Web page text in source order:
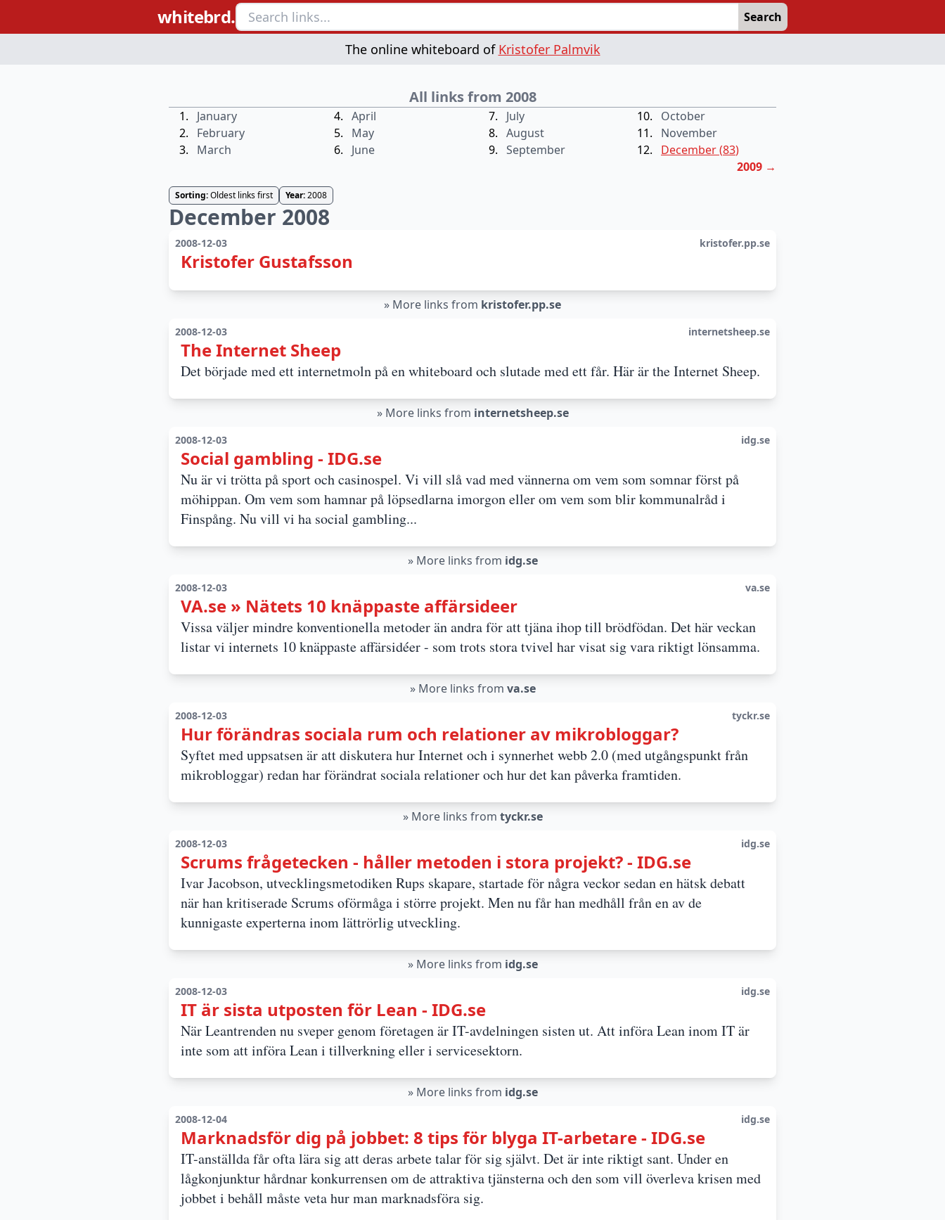
whitebrd. Search
The online whiteboard of Kristofer Palmvik
All links from 2008
January
February
March
April
May
June
July
August
September
October
November
December(83)
2009 →
Sorting:Oldest links first Year:2008
December 2008
2008-12-03 kristofer.pp.se
Kristofer Gustafsson
» More links from kristofer.pp.se
2008-12-03 internetsheep.se
The Internet Sheep
Det började med ett internetmoln på en whiteboard och slutade med ett får. Här är the Internet Sheep.
» More links from internetsheep.se
2008-12-03 idg.se
Social gambling - IDG.se
Nu är vi trötta på sport och casinospel. Vi vill slå vad med vännerna om vem som somnar först på
möhippan. Om vem som hamnar på löpsedlarna imorgon eller om vem som blir kommunalråd i
Finspång. Nu vill vi ha social gambling...
» More links from idg.se
2008-12-03 va.se
VA.se » Nätets 10 knäppaste affärsideer
Vissa väljer mindre konventionella metoder än andra för att tjäna ihop till brödfödan. Det här veckan
listar vi internets 10 knäppaste affärsidéer - som trots stora tvivel har visat sig vara riktigt lönsamma.
» More links from va.se
2008-12-03 tyckr.se
Hur förändras sociala rum och relationer av mikrobloggar?
Syftet med uppsatsen är att diskutera hur Internet och i synnerhet webb 2.0 (med utgångspunkt från
mikrobloggar) redan har förändrat sociala relationer och hur det kan påverka framtiden.
» More links from tyckr.se
2008-12-03 idg.se
Scrums frågetecken - håller metoden i stora projekt? - IDG.se
Ivar Jacobson, utvecklings­metodiken Rups skapare, startade för några veckor sedan en hätsk debatt
när han kritiserade Scrums oförmåga i större projekt. Men nu får han medhåll från en av de
kunnigaste experterna inom lättrörlig utveckling.
» More links from idg.se
2008-12-03 idg.se
IT är sista utposten för Lean - IDG.se
När Leantrenden nu sveper genom företagen är IT-avdelningen sisten ut. Att införa Lean inom IT är
inte som att införa Lean i tillverkning eller i servicesektorn.
» More links from idg.se
2008-12-04 idg.se
Marknadsför dig på jobbet: 8 tips för blyga IT-arbetare - IDG.se
IT-anställda får ofta lära sig att deras arbete talar för sig självt. Det är inte riktigt sant. Under en
lågkonjunktur hårdnar konkurrensen om de attraktiva tjänsterna och den som vill överleva krisen med
jobbet i behåll måste veta hur man marknadsföra sig.